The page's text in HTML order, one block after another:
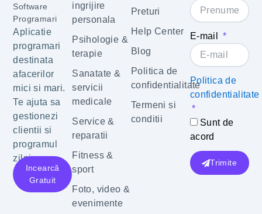
Software
Programari
Aplicatie
programari
destinata
afacerilor
mici si mari.
Te ajuta sa
gestionezi
clientii si
programul
zilnic.
Incearcă
Gratuit
ingrijire
personala
Psihologie &
terapie
Sanatate &
servicii
medicale
Service &
reparatii
Fitness &
sport
Foto, video &
evenimente
Preturi
Help Center
Blog
Politica de
confidentialitate
Termeni si
conditii
E-mail
Politica de
confidentialitate
Sunt de
acord
Trimite